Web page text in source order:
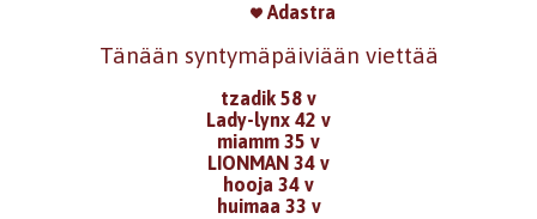
Adastra
Tänään syntymäpäiviään viettää
tzadik 58 v
Lady-lynx 42 v
miamm 35 v
LIONMAN 34 v
hooja 34 v
huimaa 33 v